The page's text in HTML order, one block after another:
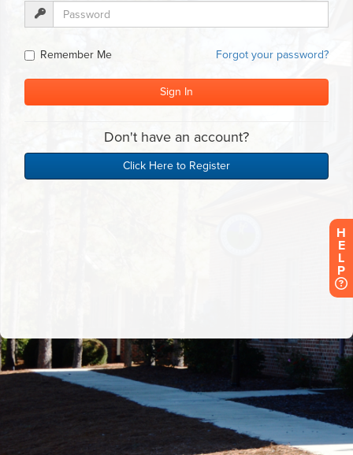
H
E
L
P